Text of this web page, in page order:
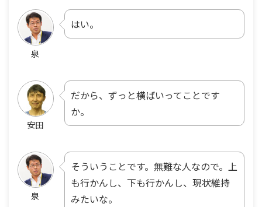
泉
はい。
安田
だから、ずっと横ばいってことです
か。
泉
そういうことです。無難な人なので。上
も行かんし、下も行かんし、現状維持
みたいな。